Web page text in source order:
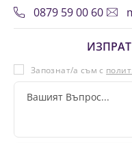
0879 59 00 60
Запознат/а съм с